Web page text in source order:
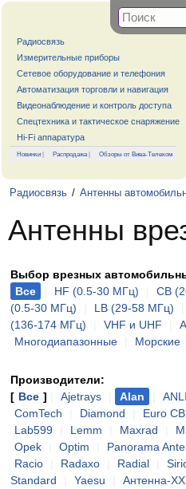
Радиосвязь
Измерительные приборы
Сетевое оборудование и телефония
Автоматизация торговли и навигация
Видеонаблюдение и контроль доступа
Спецтехника и тактическое снаряжение
Hi-Fi аппаратура
Новинки | Распродажа| Обзоры от Вива-Телеком
Радиосвязь / Антенны
Антенны
Выбор врезных
Все
HF (0.5-30 МГц) CB
(0.5-30 МГц)
LB (29-58 МГц)
(136-174 МГц)
VHF и UHF
Многодиапазонные
Морские
Производители:
[ Все ] Ajetrays Alan ANLI
ComTech
Diamond Euro CB
Lab599
Lemm Maxrad
Opek
Optim Panorama
Racio
Radaxo Radial
Standard
Yaesu Антенна-